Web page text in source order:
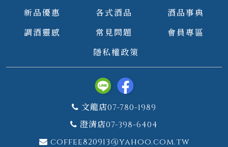
新品優惠 各式酒品
酒品事典
調酒靈感
常見問題
會員專區
隱私權政策
文龍店07-780-1989
澄清店07-398-6404
coffee820913@yahoo.com.tw